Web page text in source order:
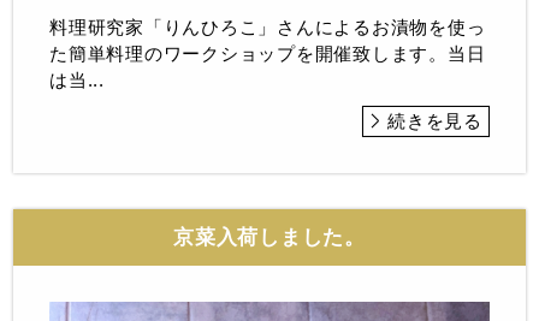
料理研究家「りんひろこ」さんによるお漬物を使っ
た簡単料理のワークショップを開催致します。当日
は当...
続きを見る
京菜入荷しました。